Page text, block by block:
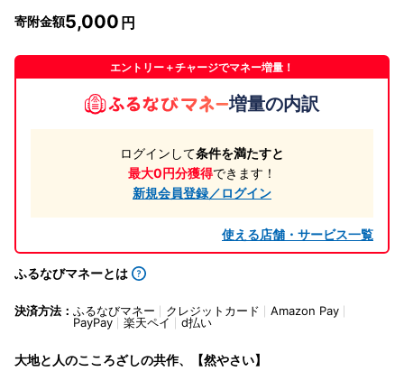
寄附金額5,000
エントリー＋チャージでマネー増量！
増量の内訳
ログインして条件を満たすと
最大0円分獲得できます！
新規会員登録／ログイン
使える店舗・サービス一覧
ふるなびマネーとは
決済方法： ふるなびマネー クレジットカード
Amazon Pay
PayPay
楽天ペイ d払い
大地と人のこころざしの共作、【然やさい】